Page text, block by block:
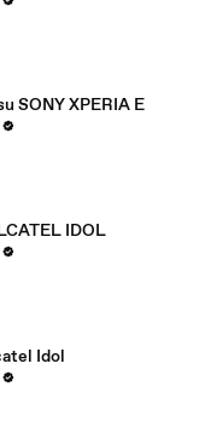
SONY XPERIA E
IDOL
Idol